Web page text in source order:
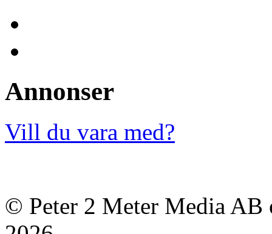
Annonser
Vill du vara med?
© Peter 2 Meter Media AB